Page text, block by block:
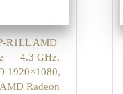
R1LL AMD
— 4.3 GHz,
1920×1080,
Radeon